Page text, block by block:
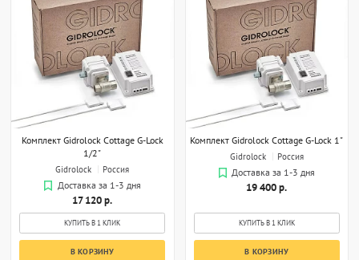
Комплект Gidrolock Cottage G-Lock
1/2"
Gidrolock
Россия
Доставка за 1-3 дня
17 120 р.
КУПИТЬ В 1 КЛИК
В КОРЗИНУ
Комплект Gidrolock Cottage G-Lock 1"
Gidrolock
Россия
Доставка за 1-3 дня
19 400 р.
КУПИТЬ В 1 КЛИК
В КОРЗИНУ